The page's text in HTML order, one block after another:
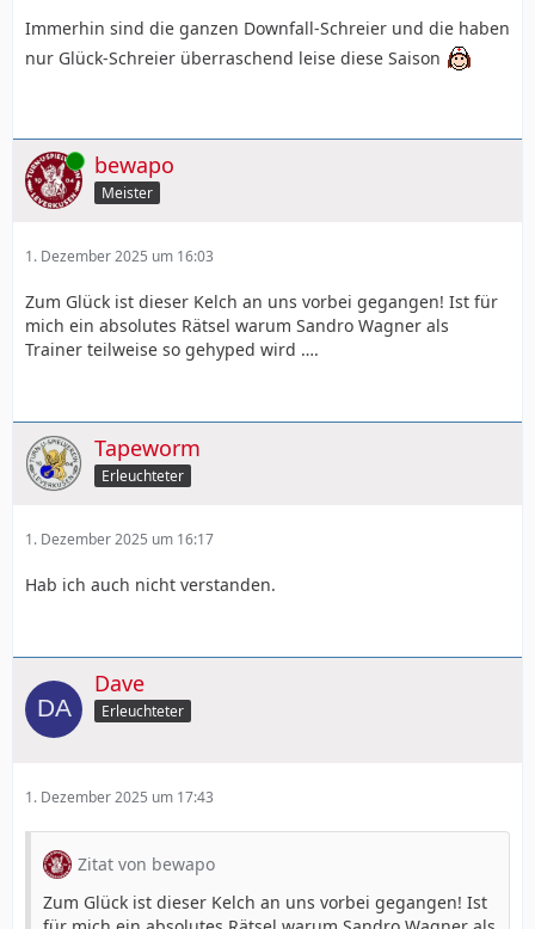
Immerhin sind die ganzen Downfall-Schreier und die haben
nur Glück-Schreier überraschend leise diese Saison
Online bewapo
Meister
1. Dezember 2025 um 16:03
Zum Glück ist dieser Kelch an uns vorbei gegangen! Ist für
mich ein absolutes Rätsel warum Sandro Wagner als
Trainer teilweise so gehyped wird ….
Tapeworm
Erleuchteter
1. Dezember 2025 um 16:17
Hab ich auch nicht verstanden.
Dave
Erleuchteter
1. Dezember 2025 um 17:43
Zitat von bewapo
Zum Glück ist dieser Kelch an uns vorbei gegangen! Ist